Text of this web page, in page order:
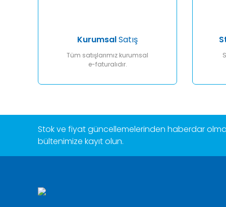
KurumsalSatış
Tüm satışlarımız kurumsal
e-faturalıdır.
Stok ve fiyat güncellemelerinden haberdar
bültenimize kayıt olun.